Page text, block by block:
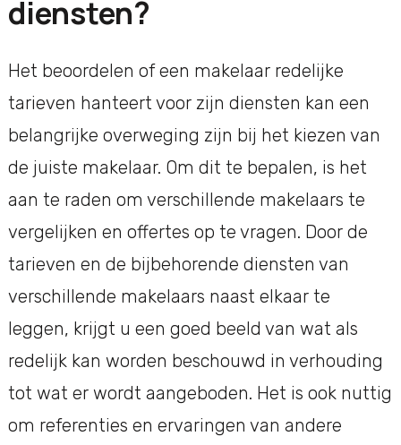
diensten?
Het beoordelen of een makelaar redelijke
tarieven hanteert voor zijn diensten kan een
belangrijke overweging zijn bij het kiezen van
de juiste makelaar. Om dit te bepalen, is het
aan te raden om verschillende makelaars te
vergelijken en offertes op te vragen. Door de
tarieven en de bijbehorende diensten van
verschillende makelaars naast elkaar te
leggen, krijgt u een goed beeld van wat als
redelijk kan worden beschouwd in verhouding
tot wat er wordt aangeboden. Het is ook nuttig
om referenties en ervaringen van andere